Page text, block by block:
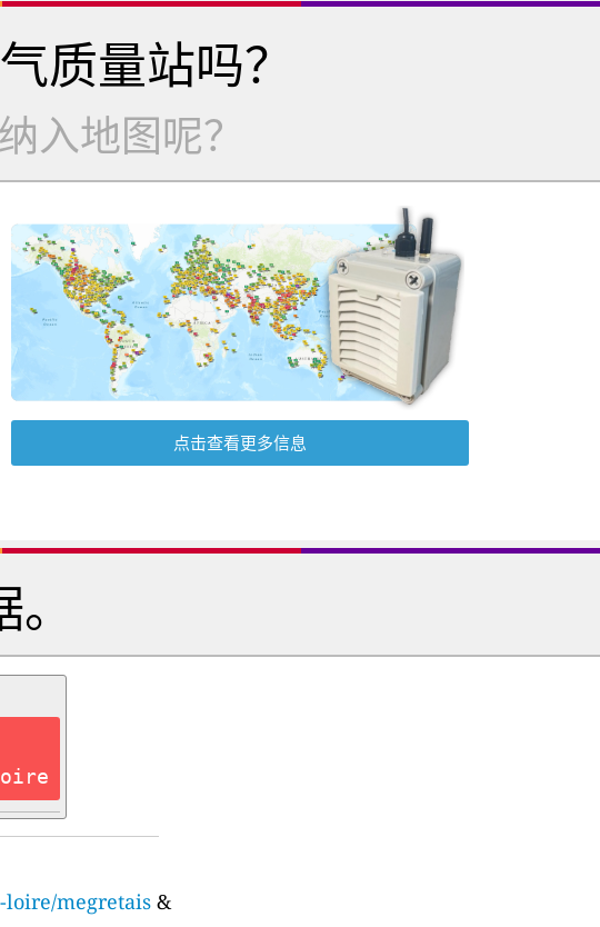
质量站吗？
入地图呢？
点击查看更多信息
loire/megretais &